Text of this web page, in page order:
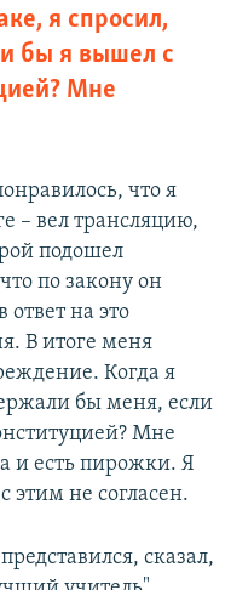
я спросил,
бы я вышел с
Мне
что я
– вел трансляцию,
подошел
по закону он
на это
В итоге меня
Когда я
бы меня, если
Мне
и есть пирожки. Я
этим не согласен.
сказал,